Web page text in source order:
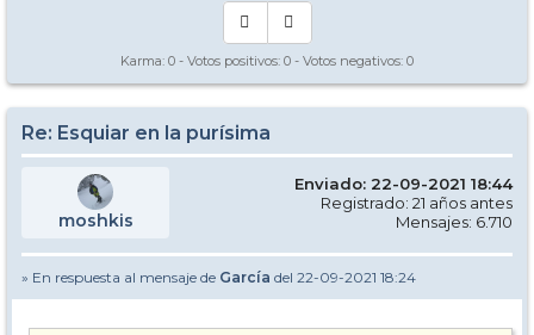
Karma: 0 - Votos positivos: 0 - Votos negativos: 0
Re: Esquiar en la purísima
moshkis
Enviado: 22-09-2021 18:44
Registrado: 21 años antes
Mensajes: 6.710
» En respuesta al mensaje de García del 22-09-2021 18:24